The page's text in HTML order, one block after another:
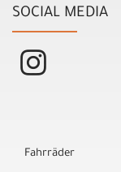
SOCIAL MEDIA
Fahrräder